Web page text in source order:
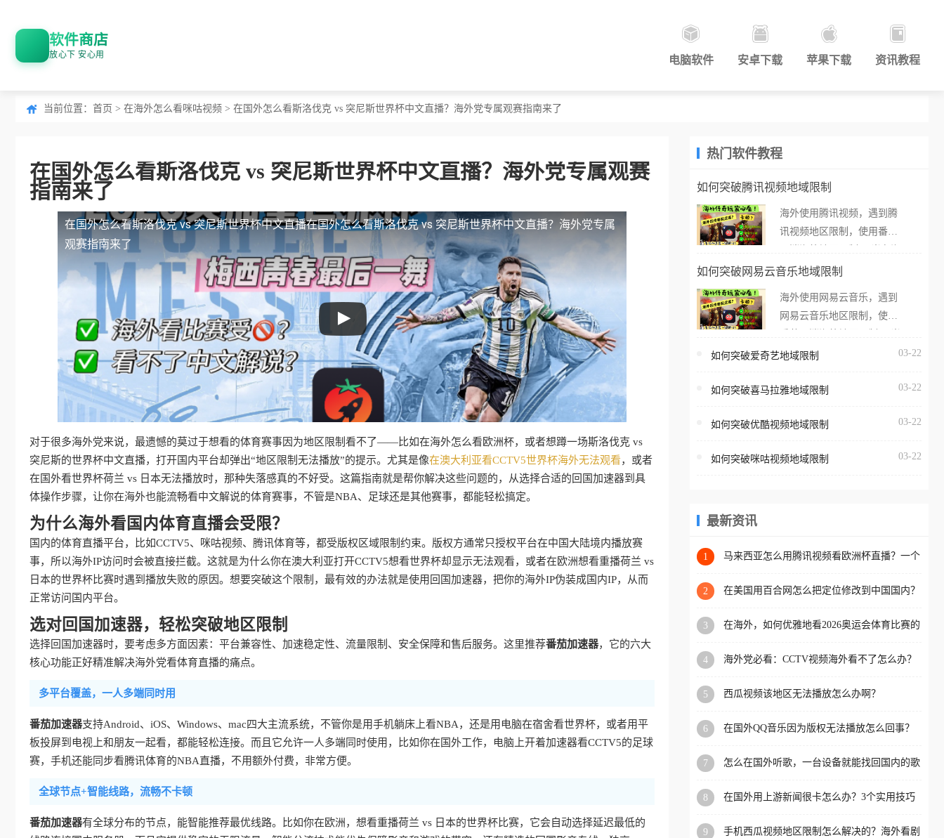
软件商店
放心下 安心用 电脑软件 安卓下载 苹果下载 资讯教程
当前位置： 首页 > 在海外怎么看咪咕视频 > 在国外怎么看斯洛伐克 vs 突尼斯世界杯中文直播？海外党专属观赛指南来了
在国外怎么看斯洛伐克 vs 突尼斯世界杯中文直播？海外党专属观赛
指南来了
在国外怎么看斯洛伐克 vs 突尼斯世界杯中文直播在国外怎么看斯洛伐克 vs 突尼斯世界杯中文直播？海外党专属
观赛指南来了
对于很多海外党来说，最遗憾的莫过于想看的体育赛事因为地区限制看不了——比如在海外怎么看欧洲杯，或者想蹲一场斯洛伐克 vs
突尼斯的世界杯中文直播，打开国内平台却弹出“地区限制无法播放”的提示。尤其是像在澳大利亚看CCTV5世界杯海外无法观看，或者
在国外看世界杯荷兰 vs 日本无法播放时，那种失落感真的不好受。这篇指南就是帮你解决这些问题的，从选择合适的回国加速器到具
体操作步骤，让你在海外也能流畅看中文解说的体育赛事，不管是NBA、足球还是其他赛事，都能轻松搞定。
为什么海外看国内体育直播会受限？
国内的体育直播平台，比如CCTV5、咪咕视频、腾讯体育等，都受版权区域限制约束。版权方通常只授权平台在中国大陆境内播放赛
事，所以海外IP访问时会被直接拦截。这就是为什么你在澳大利亚打开CCTV5想看世界杯却显示无法观看，或者在欧洲想看重播荷兰 vs
日本的世界杯比赛时遇到播放失败的原因。想要突破这个限制，最有效的办法就是使用回国加速器，把你的海外IP伪装成国内IP，从而
正常访问国内平台。
选对回国加速器，轻松突破地区限制
选择回国加速器时，要考虑多方面因素：平台兼容性、加速稳定性、流量限制、安全保障和售后服务。这里推荐番茄加速器，它的六大
核心功能正好精准解决海外党看体育直播的痛点。
多平台覆盖，一人多端同时用
番茄加速器支持Android、iOS、Windows、mac四大主流系统，不管你是用手机躺床上看NBA，还是用电脑在宿舍看世界杯，或者用平
板投屏到电视上和朋友一起看，都能轻松连接。而且它允许一人多端同时使用，比如你在国外工作，电脑上开着加速器看CCTV5的足球
赛，手机还能同步看腾讯体育的NBA直播，不用额外付费，非常方便。
全球节点+智能线路，流畅不卡顿
番茄加速器有全球分布的节点，能智能推荐最优线路。比如你在欧洲，想看重播荷兰 vs 日本的世界杯比赛，它会自动选择延迟最低的
热门软件教程
如何突破腾讯视频地域限制
海外使用腾讯视频，遇到腾
讯视频地区限制，使用番茄
外打开腾讯视频，却突然弹
地区无法播放”的提示语。
海外用户如香港、澳门、台
亚、欧洲等国家和地区时，
台一样，出现地区及版权限
地区播放。 遇到这个问题的
区工作、留学、定居等，都
权限制所困扰。
如何突破网易云音乐地域限制
海外使用网易云音乐，遇到
网易云音乐地区限制，使用
在海外打开网易云音乐，却
所在的地区无法播放”的提示
门、台湾、美国、加拿大、
区时，网易云音乐也会像其
回国加速器，即可解决「海
版权限制」的问题，无论人
国、加拿大、澳大利亚、欧
学、定居等，都可以使用，
扰。
如何突破爱奇艺地域限制 03-22
如何突破喜马拉雅地域限制 03-22
如何突破优酷视频地域限制 03-22
如何突破咪咕视频地域限制 03-22
最新资讯
1
马来西亚怎么用腾讯视频看欧洲杯直播？一个
2
在美国用百合网怎么把定位修改到中国国内？
3
在海外，如何优雅地看2026奥运会体育比赛的
4
海外党必看：CCTV视频海外看不了怎么办？
5 西瓜视频该地区无法播放怎么办啊？
6
在国外QQ音乐因为版权无法播放怎么回事？
7
怎么在国外听歌，一台设备就能找回国内的歌
8
在国外用上游新闻很卡怎么办？3个实用技巧
9
手机西瓜视频地区限制怎么解决的？海外看剧